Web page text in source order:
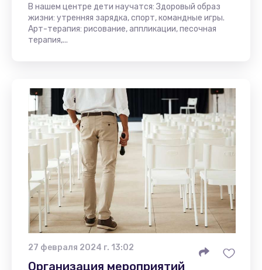
В нашем центре дети научатся: Здоровый образ
жизни: утренняя зарядка, спорт, командные игры.
Арт-терапия: рисование, аппликации, песочная
терапия,...
27 февраля 2024 г. 13:02
Организация мероприятий